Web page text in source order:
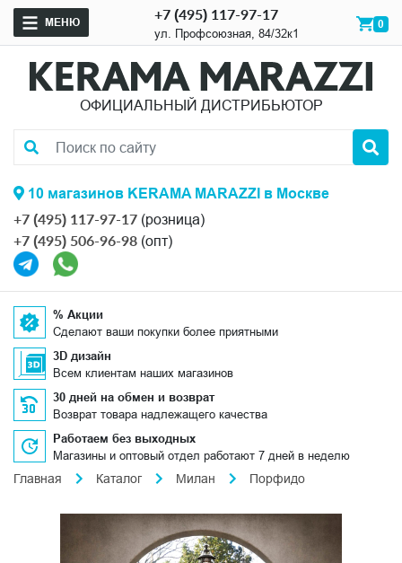
МЕНЮ +7 (495) 117-97-17
ул. Профсоюзная, 84/32к1
0
ОФИЦИАЛЬНЫЙ ДИСТРИБЬЮТОР
10 магазинов KERAMA MARAZZI в Москве
+7 (495) 117-97-17 (розница)
+7 (495) 506-96-98 (опт)
% Акции
Сделают ваши покупки более приятными
3D дизайн
Всем клиентам наших магазинов
30 дней на обмен и возврат
Возврат товара надлежащего качества
Работаем без выходных
Магазины и оптовый отдел работают 7 дней в неделю
Главная
Каталог Милан Порфидо